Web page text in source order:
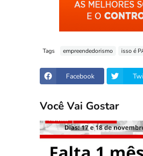
Tags empreendedorismo isso é
Facebook
Você Vai Gostar